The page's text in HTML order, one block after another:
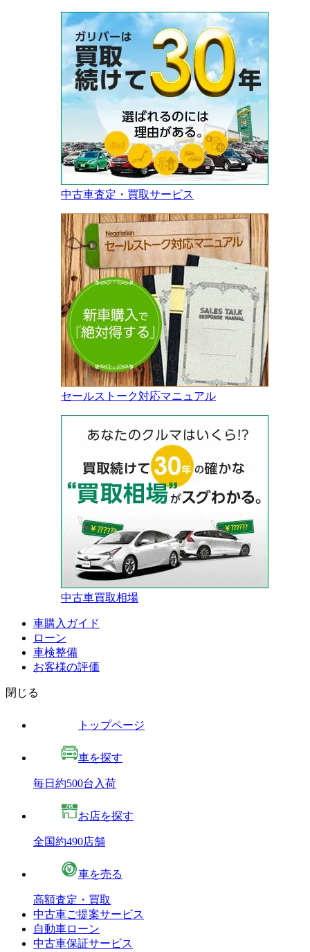
中古車査定・買取サービス
セールストーク対応マニュアル
中古車買取相場
車購入ガイド
ローン
車検整備
お客様の評価
閉じる
トップページ
車を探す
毎日約500台入荷
お店を探す
全国約490店舗
車を売る
高額査定・買取
中古車ご提案サービス
自動車ローン
中古車保証サービス